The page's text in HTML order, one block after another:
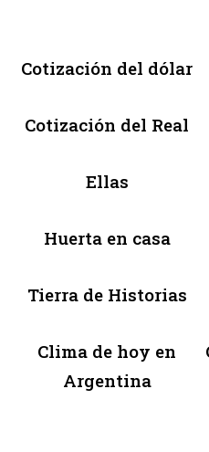
Cotización del dólar
Cotización del Real
Ellas
Huerta en casa
Tierra de Historias
Clima de hoy en
Argentina